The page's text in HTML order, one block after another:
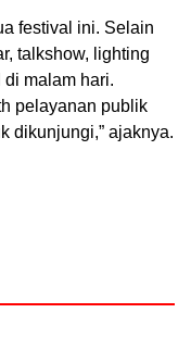
festival ini. Selain
talkshow, lighting
malam hari.
pelayanan publik
dikunjungi,” ajaknya.